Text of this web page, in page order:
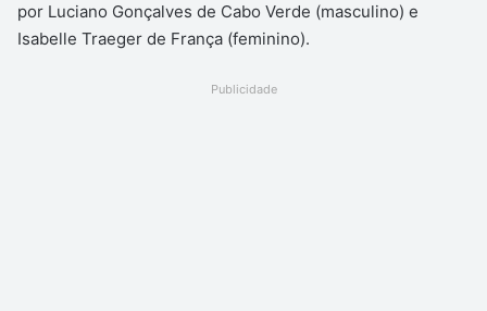
por Luciano Gonçalves de Cabo Verde (masculino) e
Isabelle Traeger de França (feminino).
Publicidade